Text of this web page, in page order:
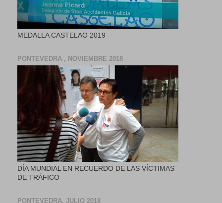
MEDALLA CASTELAO 2019
PONTEVEDRA , NOVIEMBRE 2018
DÍA MUNDIAL EN RECUERDO DE LAS VÍCTIMAS
DE TRÁFICO
PONTEVEDRA, JULIO 2018